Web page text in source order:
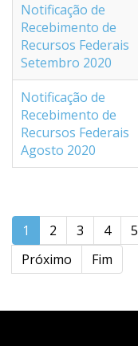
Notificação de
Recebimento de
Recursos Federais
Setembro 2020
Notificação de
Recebimento de
Recursos Federais
Agosto 2020
1 2 3 4 5
Próximo
Fim